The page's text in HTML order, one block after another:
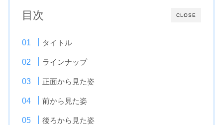
CLOSE
目次
タイトル
ラインナップ
正面から見た姿
前から見た姿
後ろから見た姿